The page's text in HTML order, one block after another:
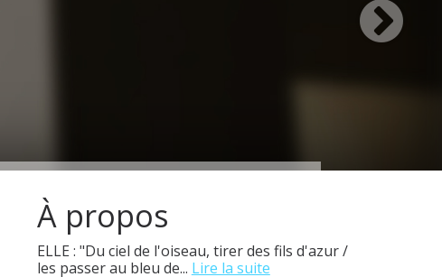
À propos
ELLE : "Du ciel de l'oiseau, tirer des fils d'azur /
les passer au bleu de... Lire la suite